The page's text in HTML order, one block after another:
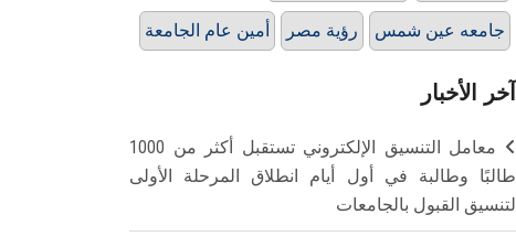
أمين عام الجامعة رؤية مصر جامعه عين شمس
آخر الأخبار
معامل التنسيق الإلكتروني تستقبل أكثر من 1000
طالبًا وطالبة في أول أيام انطلاق المرحلة الأولى
لتنسيق القبول بالجامعات